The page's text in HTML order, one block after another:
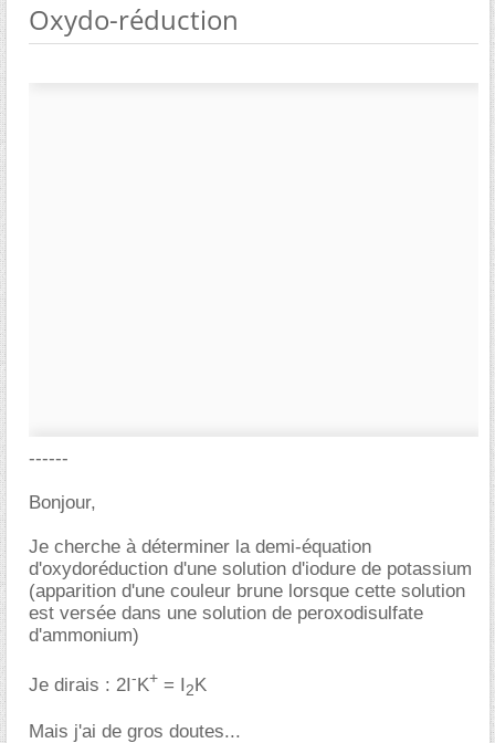
Oxydo-réduction
------
Bonjour,
Je cherche à déterminer la demi-équation
d'oxydoréduction d'une solution d'iodure de potassium
(apparition d'une couleur brune lorsque cette solution
est versée dans une solution de peroxodisulfate
d'ammonium)
Je dirais : 2I-K+ = I2K
Mais j'ai de gros doutes...